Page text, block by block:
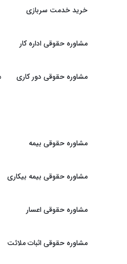
خرید خدمت سربازی
مشاوره حقوقی اداره کار
مشاوره حقوقی دور کاری
مشاوره حقوقی بیمه
مشاوره حقوقی بیمه بیکاری
مشاوره حقوقی اعسار
مشاوره حقوقی اثبات ملائت